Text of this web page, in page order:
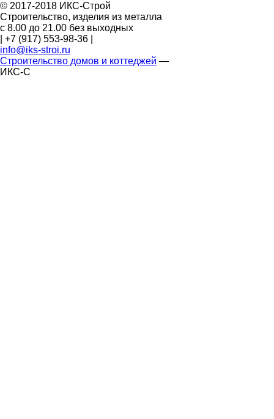
© 2017-2018 ИКС-Строй
Строительство, изделия из металла
c 8.00 до 21.00 без выходных
+7 (917) 553-98-36
info@iks-stroi.ru
Строительство домов и коттеджей —
ИКС-С